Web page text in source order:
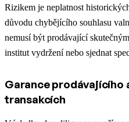
Rizikem je neplatnost
důvodu chybějícího souhlasu
nemusí být prodávající
institut vydržení nebo sjednat
Garance prodávajícího
transakcích